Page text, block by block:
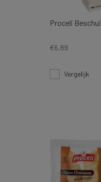
Proceli
€6,89
Vergelijk